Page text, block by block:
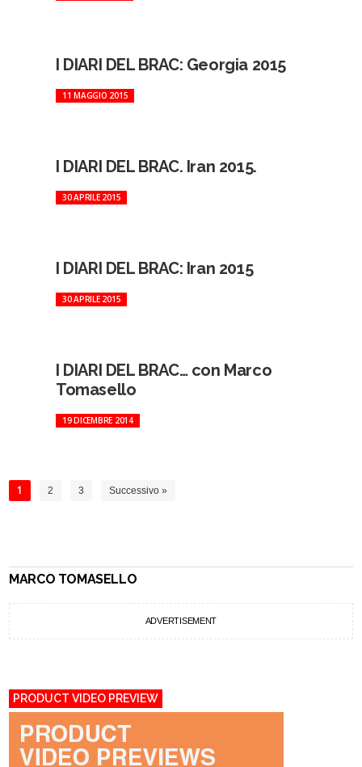
I DIARI DEL BRAC: Georgia 2015
11 MAGGIO 2015
I DIARI DEL BRAC. Iran 2015.
30 APRILE 2015
I DIARI DEL BRAC: Iran 2015
30 APRILE 2015
I DIARI DEL BRAC… con Marco
Tomasello
19 DICEMBRE 2014
1 2 3 Successivo »
MARCO TOMASELLO
ADVERTISEMENT
PRODUCT VIDEO PREVIEW